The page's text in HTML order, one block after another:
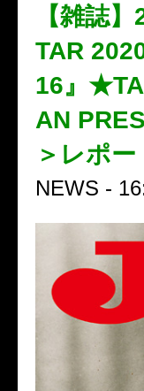
【雑誌
TAR
16』
AN
＞レポ
NEWS -